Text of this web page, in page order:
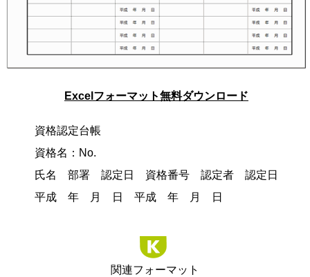
Excelフォーマット無料ダウンロード
資格認定台帳
資格名：No.
氏名 部署 認定日 資格番号 認定者 認定日
平成 年 月 日 平成 年 月 日
関連フォーマット